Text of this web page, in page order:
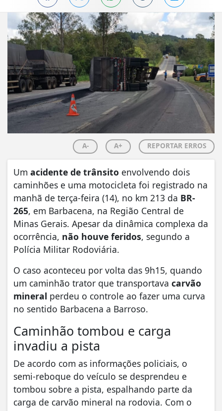
A- A+ REPORTAR ERROS
Um acidente de trânsito envolvendo dois
caminhões e uma motocicleta foi registrado na
manhã de terça-feira (14), no km 213 da BR-
265, em Barbacena, na Região Central de
Minas Gerais. Apesar da dinâmica complexa da
ocorrência, não houve feridos, segundo a
Polícia Militar Rodoviária.
O caso aconteceu por volta das 9h15, quando
um caminhão trator que transportava carvão
mineral perdeu o controle ao fazer uma curva
no sentido Barbacena a Barroso.
Caminhão tombou e carga
invadiu a pista
De acordo com as informações policiais, o
semi-reboque do veículo se desprendeu e
tombou sobre a pista, espalhando parte da
carga de carvão mineral na rodovia. Com o